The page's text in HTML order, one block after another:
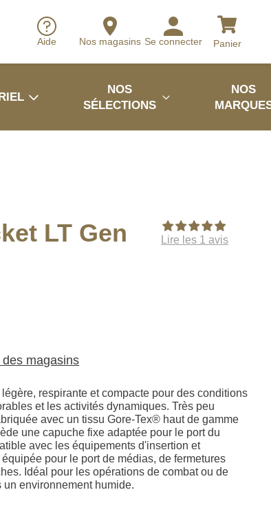
Aide Nos magasins Se connecter Panier
NOS
SÉLECTIONS
NOS
LT Gen
Lire les 1 avis
magasins
respirante et compacte pour des conditions
et les activités dynamiques. Très peu
avec un tissu Gore-Tex® haut de gamme
une capuche fixe adaptée pour le port du
avec les équipements d'insertion et
pour le port de médias, de fermetures
Idéal pour les opérations de combat ou de
environnement humide.